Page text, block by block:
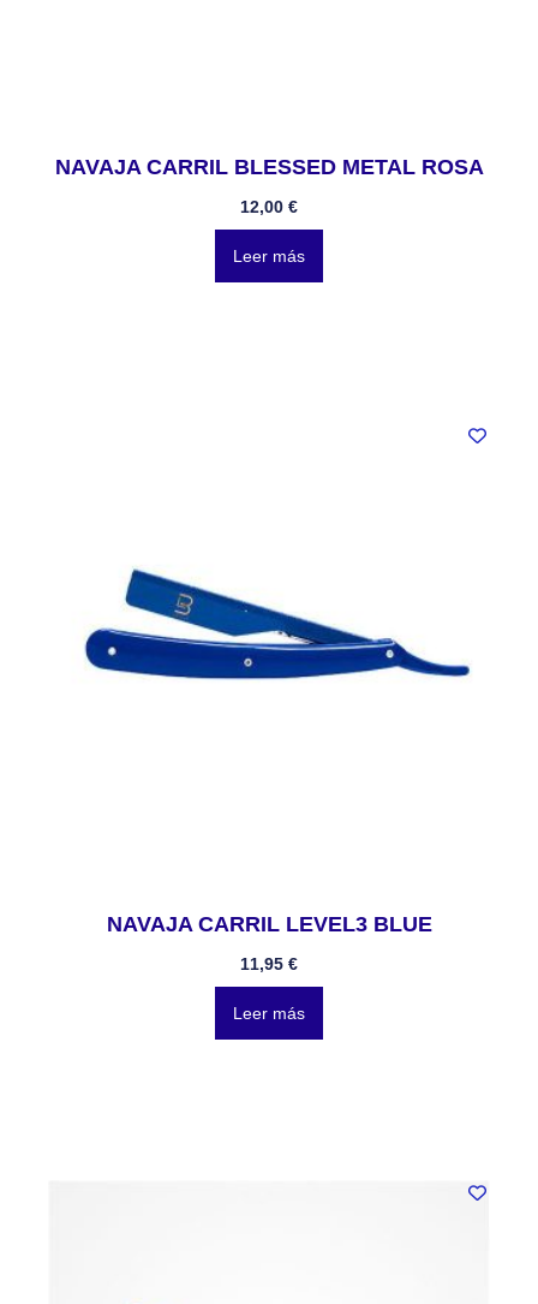
NAVAJA CARRIL BLESSED METAL ROSA
12,00 €
Leer más
NAVAJA CARRIL LEVEL3 BLUE
11,95 €
Leer más